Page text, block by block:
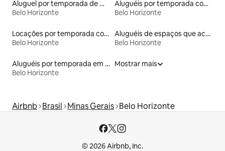
Aluguel por temporada de microcasas
Belo Horizonte
Aluguéis por temporada com acesso ao lago
Belo Horizonte
Locações por temporada com piscina
Belo Horizonte
Aluguéis de espaços que aceitam animais de estimação
Belo Horizonte
Aluguéis por temporada em albergue
Belo Horizonte
Mostrar mais
Airbnb Brasil Minas Gerais Belo Horizonte
© 2026 Airbnb, Inc.